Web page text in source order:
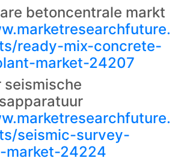
betoncentrale markt
ready-mix-concrete-
market-24207
seismische
seismic-survey-
market-24224